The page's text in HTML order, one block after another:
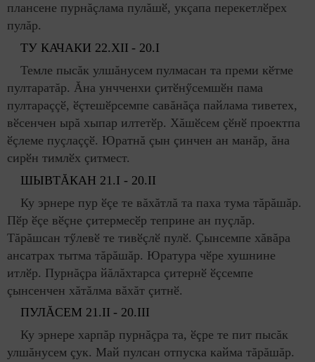
плансене пурнăçлама пулăшӗ, укçапа перекетлӗрех
пулăр.
ТУ КАЧАКИ 22.XII - 20.I
Темле пысăк улшăнусем пулмасан та преми кӗтме
пултаратăр. Ăна унчченхи çитӗнӳсемшӗн пама
пултараççӗ, ӗçтешӗрсемпе савăнăçа пайлама тиветех,
вӗсенчен ырă хыпар илтетӗр. Хăшӗсем çӗнӗ проектпа
ӗçлеме пуçлаççӗ. Юратнă çын çинчен ан манăр, ăна
сирӗн тимлӗх çитмест.
ШЫВТĂКАН 21.I - 20.II
Ку эрнере пур ӗçе те вăхăтлă та паха тума тăрăшăр.
Пӗр ӗçе вӗçне çитермесӗр теприне ан пуçлăр.
Тăрăшсан тӳлевӗ те тивӗçлӗ пулӗ. Çынсемпе хăвăра
ансатрах тытма тăрăшăр. Юратура чӗре хушнине
итлӗр. Пурнăçра йăлăхтарса çитернӗ ӗçсемпе
çынсенчен хăтăлма вăхăт çитнӗ.
ПУЛĂСЕМ 21.II - 20.III
Ку эрнере харпăр пурнăçра та, ӗçре те пит пысăк
улшăнусем çук. Май пулсан отпуска кайма тăрăшăр.